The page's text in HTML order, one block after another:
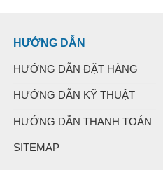
HƯỚNG DẪN
HƯỚNG DẪN ĐẶT HÀNG
HƯỚNG DẪN KỸ THUẬT
HƯỚNG DẪN THANH TOÁN
SITEMAP